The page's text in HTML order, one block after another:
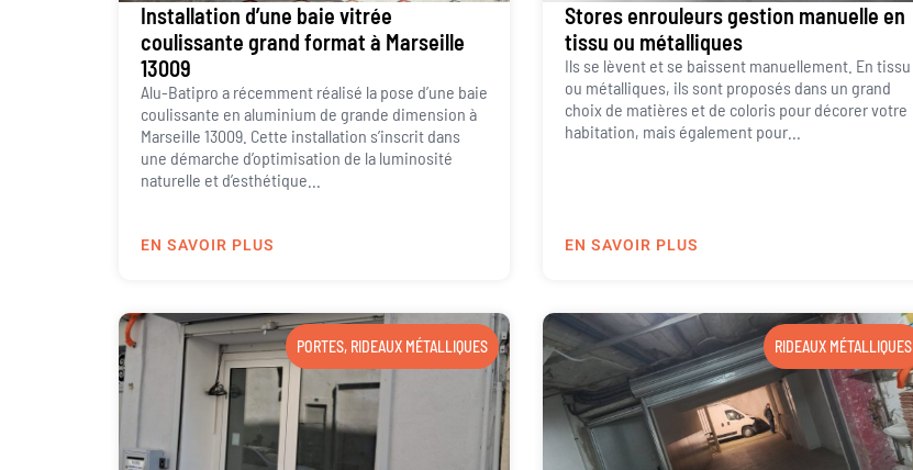
Installation d’une baie vitrée
coulissante grand format à Marseille
13009
Alu-Batipro a récemment réalisé la pose d’une baie
coulissante en aluminium de grande dimension à
Marseille 13009. Cette installation s’inscrit dans
une démarche d’optimisation de la luminosité
naturelle et d’esthétique...
EN SAVOIR PLUS
Stores enrouleurs gestion manuelle en
tissu ou métalliques
Ils se lèvent et se baissent manuellement. En tissu
ou métalliques, ils sont proposés dans un grand
choix de matières et de coloris pour décorer votre
habitation, mais également pour...
EN SAVOIR PLUS
PORTES, RIDEAUX MÉTALLIQUES RIDEAUX MÉTALLIQUES